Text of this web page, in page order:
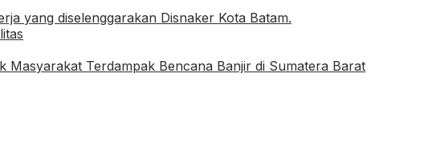
Terdampak Bencana Banjir di Sumatera Barat